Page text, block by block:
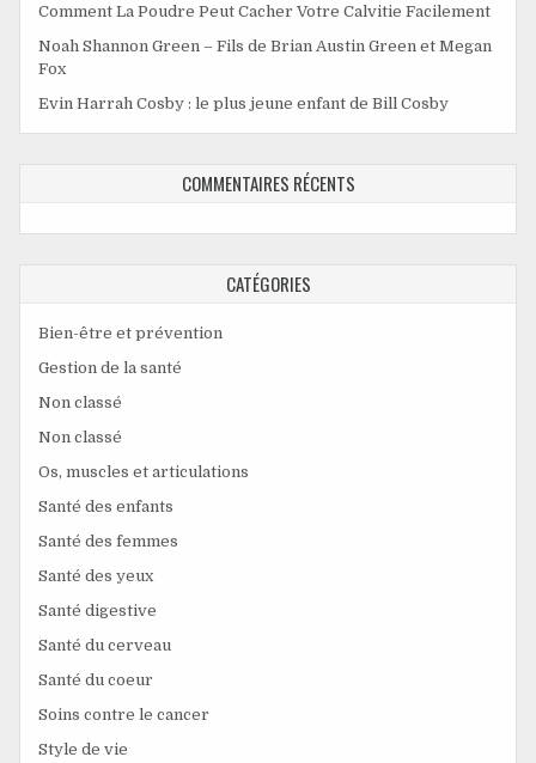
Comment La Poudre Peut Cacher Votre Calvitie Facilement
Noah Shannon Green – Fils de Brian Austin Green et Megan
Fox
Evin Harrah Cosby : le plus jeune enfant de Bill Cosby
COMMENTAIRES RÉCENTS
CATÉGORIES
Bien-être et prévention
Gestion de la santé
Non classé
Non classé
Os, muscles et articulations
Santé des enfants
Santé des femmes
Santé des yeux
Santé digestive
Santé du cerveau
Santé du coeur
Soins contre le cancer
Style de vie